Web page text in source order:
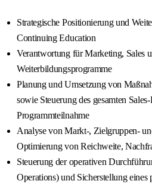
Strategische Positionierung und
Continuing Education
Verantwortung für Marketing, Sales
Weiterbildungsprogramme
Planung und Umsetzung von
sowie Steuerung des gesamten
Programmteilnahme
Analyse von Markt-, Zielgruppen-
Optimierung von Reichweite,
Steuerung der operativen
Operations) und Sicherstellung eines